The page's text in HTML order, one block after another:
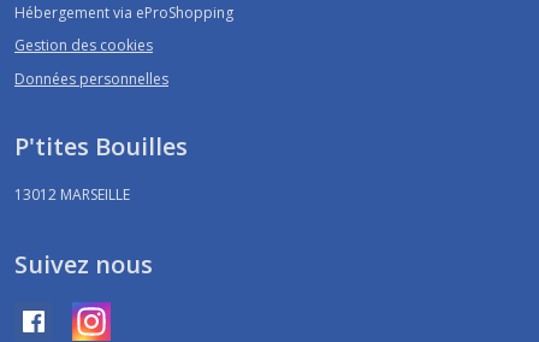
Hébergement via eProShopping
Gestion des cookies
Données personnelles
P'tites Bouilles
13012 MARSEILLE
Suivez nous